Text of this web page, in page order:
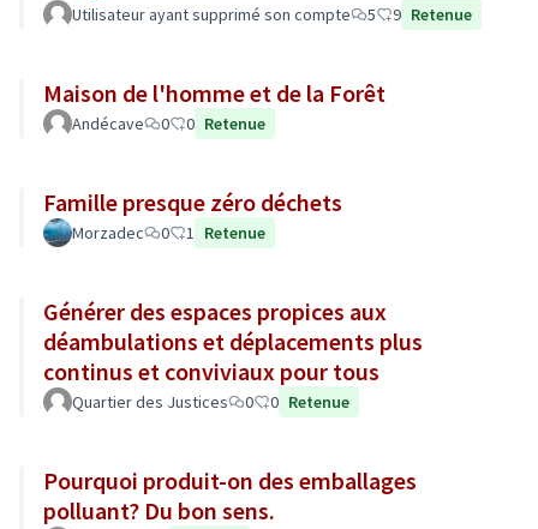
Utilisateur ayant supprimé son compte 5 9 Retenue
Maison de l'homme et de la Forêt
Andécave 0 0 Retenue
Famille presque zéro déchets
Morzadec 0 1 Retenue
Générer des espaces propices aux
déambulations et déplacements plus
continus et conviviaux pour tous
Quartier des Justices 0 0 Retenue
Pourquoi produit-on des emballages
polluant? Du bon sens.